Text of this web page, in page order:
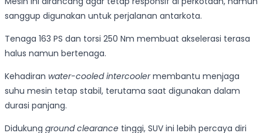
sanggup digunakan untuk perjalanan antarkota.
Tenaga 163 PS dan torsi 250 Nm membuat akselerasi terasa
halus namun bertenaga.
Kehadiran water-cooled intercoolermembantu menjaga
suhu mesin tetap stabil, terutama saat digunakan dalam
durasi panjang.
Didukung ground clearance tinggi, SUV ini lebih percaya diri